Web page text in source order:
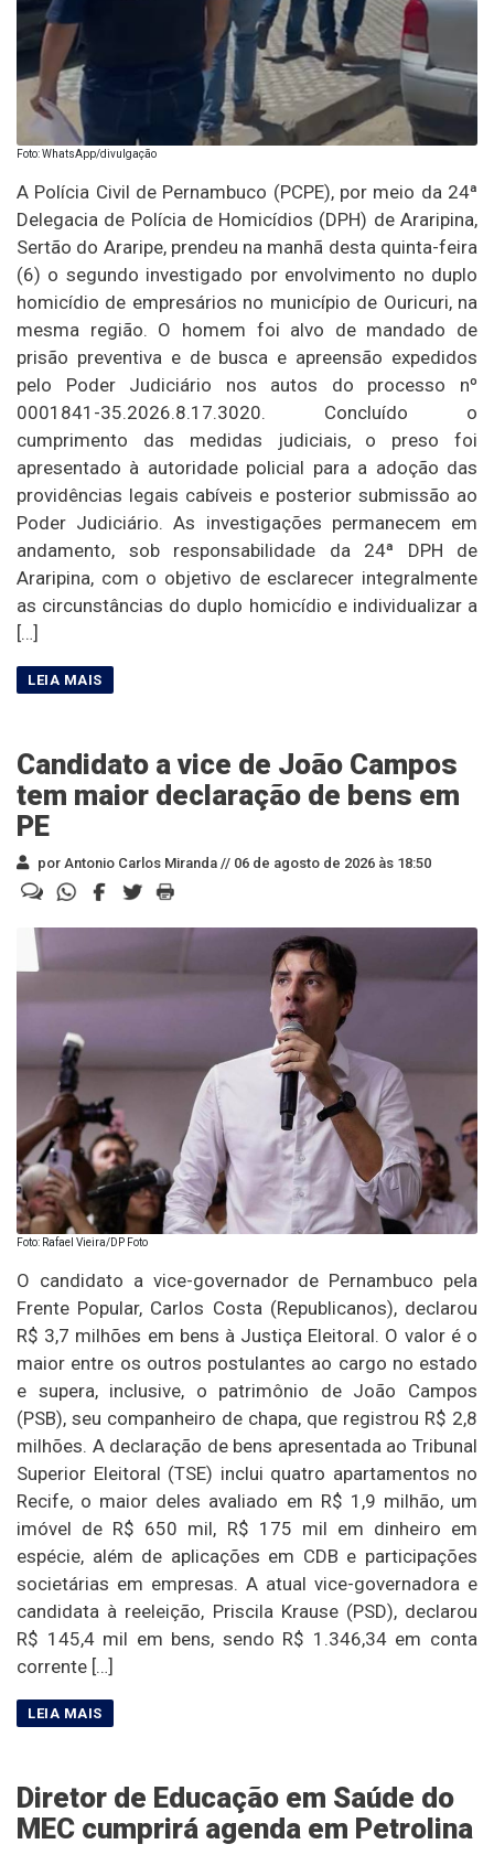
Foto: WhatsApp/divulgação
A Polícia Civil de Pernambuco (PCPE), por meio da 24ª
Delegacia de Polícia de Homicídios (DPH) de Araripina,
Sertão do Araripe, prendeu na manhã desta quinta-feira
(6) o segundo investigado por envolvimento no duplo
homicídio de empresários no município de Ouricuri, na
mesma região. O homem foi alvo de mandado de
prisão preventiva e de busca e apreensão expedidos
pelo Poder Judiciário nos autos do processo nº
0001841-35.2026.8.17.3020. Concluído o
cumprimento das medidas judiciais, o preso foi
apresentado à autoridade policial para a adoção das
providências legais cabíveis e posterior submissão ao
Poder Judiciário. As investigações permanecem em
andamento, sob responsabilidade da 24ª DPH de
Araripina, com o objetivo de esclarecer integralmente
as circunstâncias do duplo homicídio e individualizar a
[…]
Candidato a vice de João Campos
tem maior declaração de bens em
PE
por Antonio Carlos Miranda // 06 de agosto de 2026 às 18:50
Foto: Rafael Vieira/DP Foto
O candidato a vice-governador de Pernambuco pela
Frente Popular, Carlos Costa (Republicanos), declarou
R$ 3,7 milhões em bens à Justiça Eleitoral. O valor é o
maior entre os outros postulantes ao cargo no estado
e supera, inclusive, o patrimônio de João Campos
(PSB), seu companheiro de chapa, que registrou R$ 2,8
milhões. A declaração de bens apresentada ao Tribunal
Superior Eleitoral (TSE) inclui quatro apartamentos no
Recife, o maior deles avaliado em R$ 1,9 milhão, um
imóvel de R$ 650 mil, R$ 175 mil em dinheiro em
espécie, além de aplicações em CDB e participações
societárias em empresas. A atual vice-governadora e
candidata à reeleição, Priscila Krause (PSD), declarou
R$ 145,4 mil em bens, sendo R$ 1.346,34 em conta
corrente […]
Diretor de Educação em Saúde do
MEC cumprirá agenda em Petrolina